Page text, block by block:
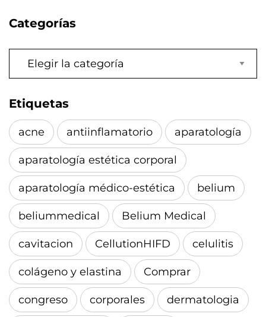
Categorías
Categorías
Etiquetas
acne antiinflamatorio aparatología
aparatología estética corporal
aparatología médico-estética belium
beliummedical Belium Medical
cavitacion CellutionHIFD celulitis
colágeno y elastina Comprar
congreso corporales dermatologia